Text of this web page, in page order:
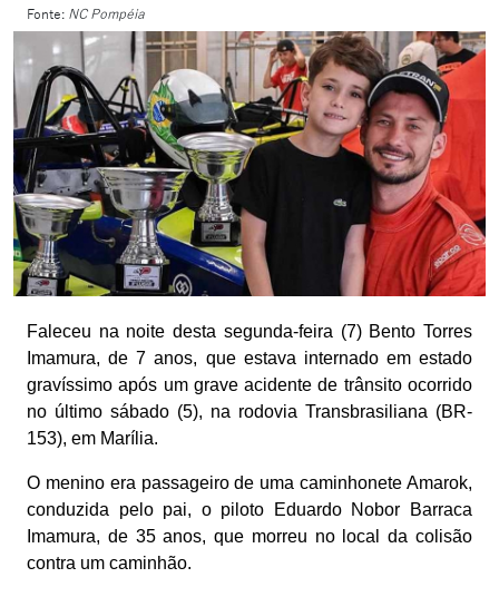
Fonte: NC Pompéia
Faleceu na noite desta segunda-feira (7) Bento Torres
Imamura, de 7 anos, que estava internado em estado
gravíssimo após um grave acidente de trânsito ocorrido
no último sábado (5), na rodovia Transbrasiliana (BR-
153), em Marília.
O menino era passageiro de uma caminhonete Amarok,
conduzida pelo pai, o piloto Eduardo Nobor Barraca
Imamura, de 35 anos, que morreu no local da colisão
contra um caminhão.